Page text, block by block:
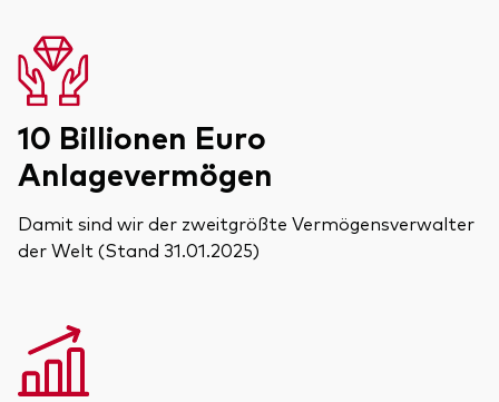
10 Billionen Euro
Anlagevermögen
Damit sind wir der zweitgrößte Vermögensverwalter
der Welt (Stand 31.01.2025)